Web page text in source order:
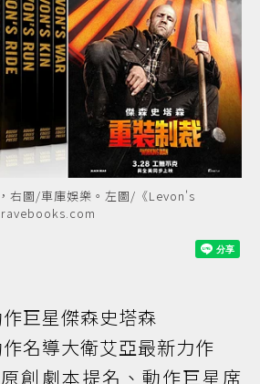
右圖/車庫娛樂。左圖/《Levon's
巨星傑森史塔森
名導大衛艾亞最新力作
創劇本提名、動作巨星席